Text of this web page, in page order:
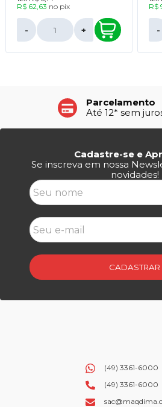
R$ 62,63 no pix
- +
R$
-
Parcelamento
Até 12* sem
Cadastre-se e
Se inscreva em nossa
novidades!
CADASTRAR
(49) 3361-6000
(49) 3361-6000